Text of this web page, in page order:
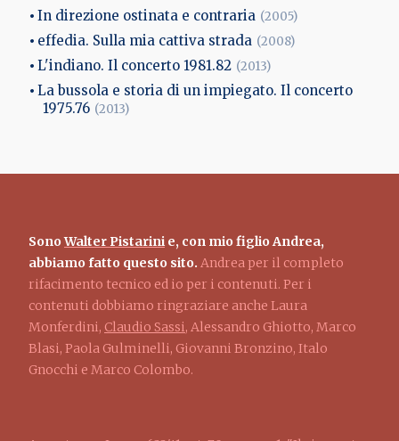
In direzione ostinata e contraria (2005)
effedia. Sulla mia cattiva strada (2008)
L'indiano. Il concerto 1981.82 (2013)
La bussola e storia di un impiegato. Il concerto
1975.76 (2013)
SonoWalter Pistarini e, con mio figlio Andrea,
abbiamo fatto questo sito. Andrea per il completo
rifacimento tecnico ed io per i contenuti. Per i
contenuti dobbiamo ringraziare anche Laura
Monferdini, Claudio Sassi, Alessandro Ghiotto, Marco
Blasi, Paola Gulminelli, Giovanni Bronzino, Italo
Gnocchi e Marco Colombo.